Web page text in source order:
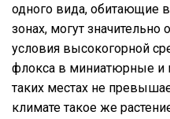
одного вида, обитающие
зонах, могут значительно
условия высокогорной
флокса в миниатюрные и
таких местах не
климате такое же